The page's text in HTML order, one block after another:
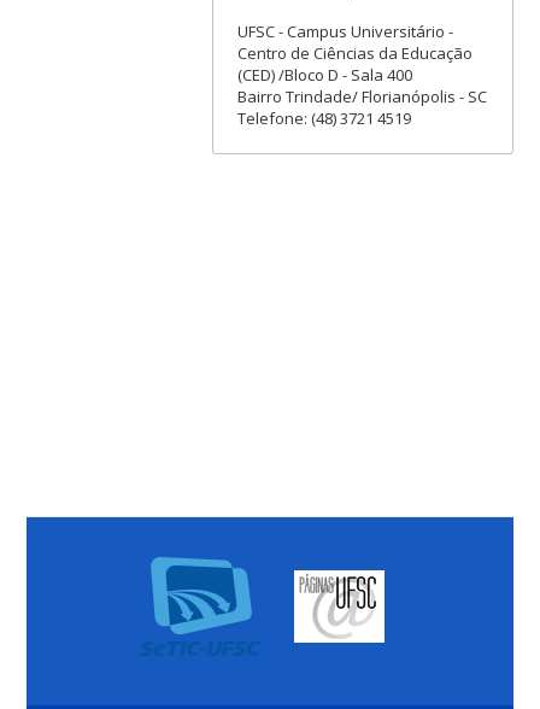
UFSC - Campus Universitário -
Centro de Ciências da Educação
(CED) /Bloco D - Sala 400
Bairro Trindade/ Florianópolis - SC
Telefone: (48) 3721 4519